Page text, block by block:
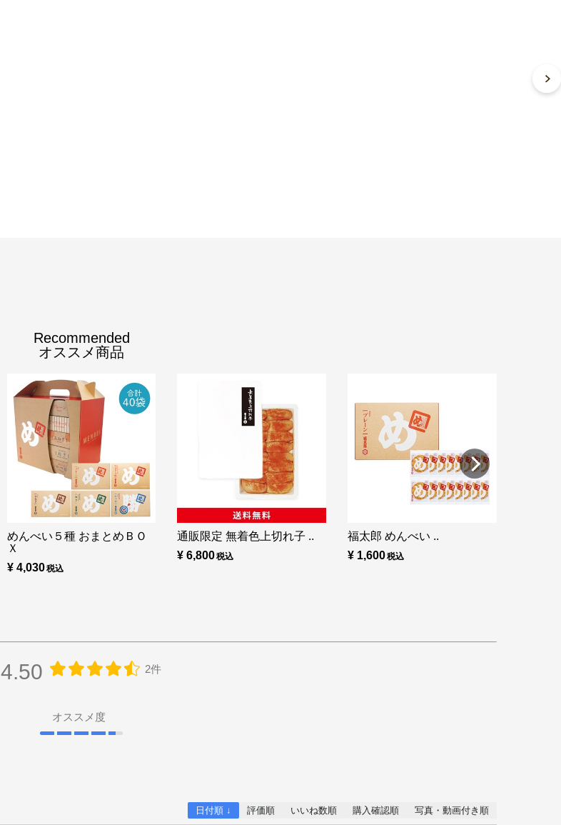
Recommended
オススメ商品
めんべい５種 おまとめＢＯ
Ｘ
¥ 4,030
通販限定 無着色上切れ子 ..
¥ 6,800
福太郎 めんべい ..
¥ 1,600
4.50 2件
オススメ度
日付順 ↓ 評価順 いいね数順 購入確認順 写真・動画付き順